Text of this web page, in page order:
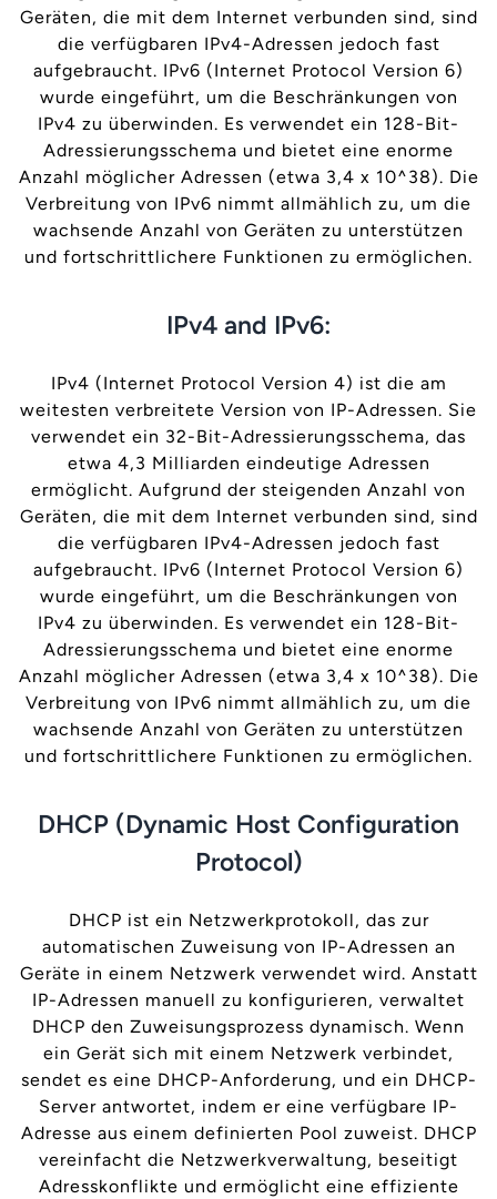
Geräten, die mit dem Internet verbunden sind, sind
die verfügbaren IPv4-Adressen jedoch fast
aufgebraucht. IPv6 (Internet Protocol Version 6)
wurde eingeführt, um die Beschränkungen von
IPv4 zu überwinden. Es verwendet ein 128-Bit-
Adressierungsschema und bietet eine enorme
Anzahl möglicher Adressen (etwa 3,4 x 10^38). Die
Verbreitung von IPv6 nimmt allmählich zu, um die
wachsende Anzahl von Geräten zu unterstützen
und fortschrittlichere Funktionen zu ermöglichen.
IPv4 and IPv6:
IPv4 (Internet Protocol Version 4) ist die am
weitesten verbreitete Version von IP-Adressen. Sie
verwendet ein 32-Bit-Adressierungsschema, das
etwa 4,3 Milliarden eindeutige Adressen
ermöglicht. Aufgrund der steigenden Anzahl von
Geräten, die mit dem Internet verbunden sind, sind
die verfügbaren IPv4-Adressen jedoch fast
aufgebraucht. IPv6 (Internet Protocol Version 6)
wurde eingeführt, um die Beschränkungen von
IPv4 zu überwinden. Es verwendet ein 128-Bit-
Adressierungsschema und bietet eine enorme
Anzahl möglicher Adressen (etwa 3,4 x 10^38). Die
Verbreitung von IPv6 nimmt allmählich zu, um die
wachsende Anzahl von Geräten zu unterstützen
und fortschrittlichere Funktionen zu ermöglichen.
DHCP (Dynamic Host Configuration
Protocol)
DHCP ist ein Netzwerkprotokoll, das zur
automatischen Zuweisung von IP-Adressen an
Geräte in einem Netzwerk verwendet wird. Anstatt
IP-Adressen manuell zu konfigurieren, verwaltet
DHCP den Zuweisungsprozess dynamisch. Wenn
ein Gerät sich mit einem Netzwerk verbindet,
sendet es eine DHCP-Anforderung, und ein DHCP-
Server antwortet, indem er eine verfügbare IP-
Adresse aus einem definierten Pool zuweist. DHCP
vereinfacht die Netzwerkverwaltung, beseitigt
Adresskonflikte und ermöglicht eine effiziente